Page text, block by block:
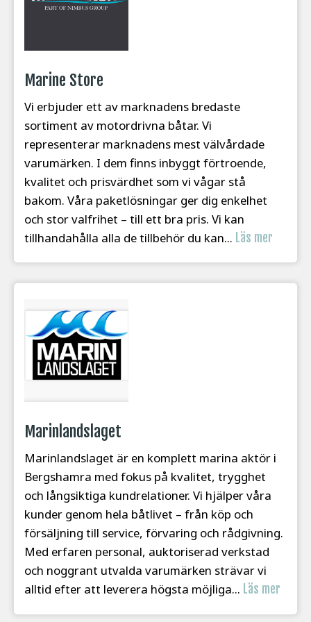
Marine Store
Vi erbjuder ett av marknadens bredaste
sortiment av motordrivna båtar. Vi
representerar marknadens mest välvårdade
varumärken. I dem finns inbyggt förtroende,
kvalitet och prisvärdhet som vi vågar stå
bakom. Våra paketlösningar ger dig enkelhet
och stor valfrihet – till ett bra pris. Vi kan
tillhandahålla alla de tillbehör du kan... Läs mer
Marinlandslaget
Marinlandslaget är en komplett marina aktör i
Bergshamra med fokus på kvalitet, trygghet
och långsiktiga kundrelationer. Vi hjälper våra
kunder genom hela båtlivet – från köp och
försäljning till service, förvaring och rådgivning.
Med erfaren personal, auktoriserad verkstad
och noggrant utvalda varumärken strävar vi
alltid efter att leverera högsta möjliga... Läs mer